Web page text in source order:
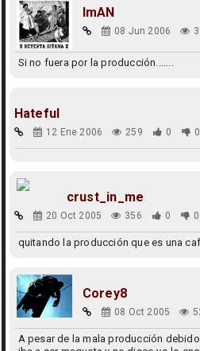
ImAN
08 Jun 2006
Si no fuera por la producción.......
Hateful
12 Ene 2006 259 0 0
crust_in_me
20 Oct 2005 356 0 0
quitando la producción que es una
Corey8
08 Oct 2005
A pesar de la mala producción